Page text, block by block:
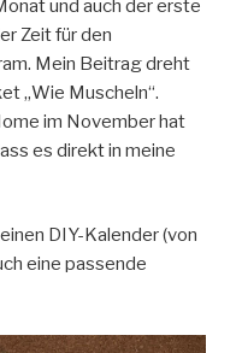
und auch der erste
Zeit für den
Mein Beitrag dreht
„Wie Muscheln“.
im November hat
es direkt in meine
DIY-Kalender (von
eine passende